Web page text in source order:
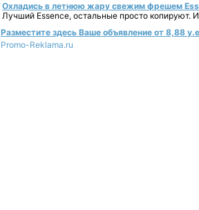
Охладись в летнюю жару свежим фрешем
Лучший Essence, остальные просто копируют.
Разместите здесь Ваше объявление от 8,88
Promo-Reklama.ru